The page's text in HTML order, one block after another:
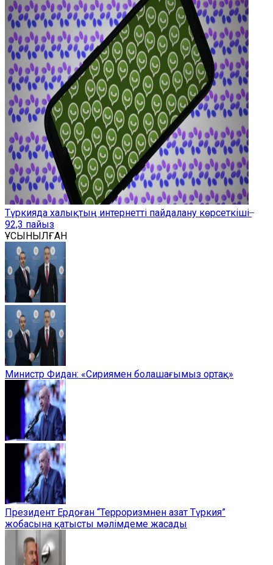
Түркияда халықтың интернетті пайдалану көрсеткіші ̶
92,3 пайыз
ҰСЫНЫЛҒАН
Министр Фидан: «Сириямен болашағымыз ортақ»
Президент Ердоған “Терроризмнен азат Түркия”
жобасына қатысты мәлімдеме жасады